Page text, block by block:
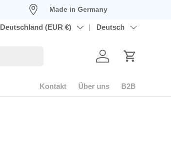
Made in Germany
Land/Region
Deutschland (EUR €) SpracheDeutsch
Konto
Kontakt Über uns B2B